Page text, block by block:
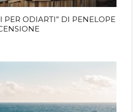
PER ODIARTI” DI PENELOPE